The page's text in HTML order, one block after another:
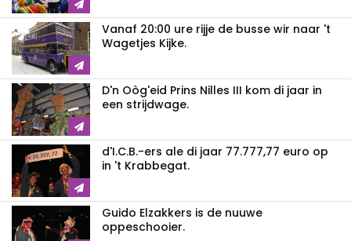
Vanaf 20:00 ure rijje de busse wir naar 't
Wagetjes Kijke.
D'n Oòg'eid Prins Nilles III kom di jaar in
een strijdwage.
d'I.C.B.-ers ale di jaar 77.777,77 euro op
in 't Krabbegat.
Guido Elzakkers is de nuuwe
oppeschooier.